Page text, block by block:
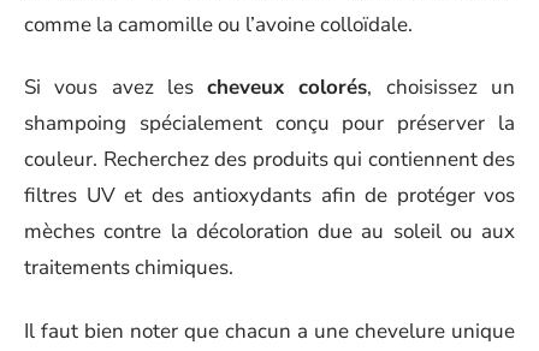
comme la camomille ou l’avoine colloïdale.
Si vous avez lescheveux colorés, choisissez un
shampoing spécialement conçu pour préserver la
couleur. Recherchez des produits qui contiennent des
filtres UV et des antioxydants afin de protéger vos
mèches contre la décoloration due au soleil ou aux
traitements chimiques.
Il faut bien noter que chacun a une chevelure unique